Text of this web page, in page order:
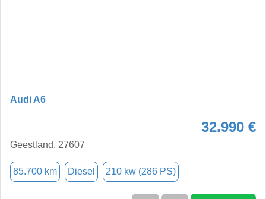
Audi A6
32.990 €
Geestland, 27607
85.700 km Diesel 210 kw (286 PS)